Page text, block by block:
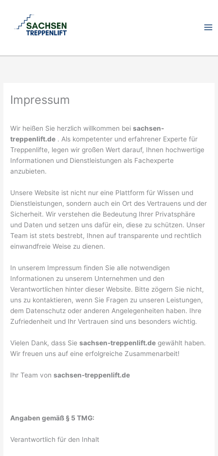
springen
Impressum
Wir heißen Sie herzlich willkommen beisachsen-
treppenlift.de . Als kompetenter und erfahrener Experte für
Treppenlifte, legen wir großen Wert darauf, Ihnen hochwertige
Informationen und Dienstleistungen als Fachexperte
anzubieten.
Unsere Website ist nicht nur eine Plattform für Wissen und
Dienstleistungen, sondern auch ein Ort des Vertrauens und der
Sicherheit. Wir verstehen die Bedeutung Ihrer Privatsphäre
und Daten und setzen uns dafür ein, diese zu schützen. Unser
Team ist stets bestrebt, Ihnen auf transparente und rechtlich
einwandfreie Weise zu dienen.
In unserem Impressum finden Sie alle notwendigen
Informationen zu unserem Unternehmen und den
Verantwortlichen hinter dieser Website. Bitte zögern Sie nicht,
uns zu kontaktieren, wenn Sie Fragen zu unseren Leistungen,
dem Datenschutz oder anderen Angelegenheiten haben. Ihre
Zufriedenheit und Ihr Vertrauen sind uns besonders wichtig.
Vielen Dank, dass Siesachsen-treppenlift.de gewählt haben.
Wir freuen uns auf eine erfolgreiche Zusammenarbeit!
Ihr Team vonsachsen-treppenlift.de
Angaben gemäß § 5 TMG:
Verantwortlich für den Inhalt